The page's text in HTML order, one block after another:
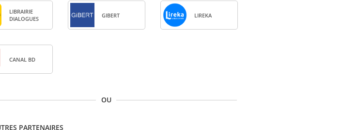
LIBRAI­RIE
DIA­LOGUES
GIBERT LIREKA
CANAL BD
OU
PARTENAIRES